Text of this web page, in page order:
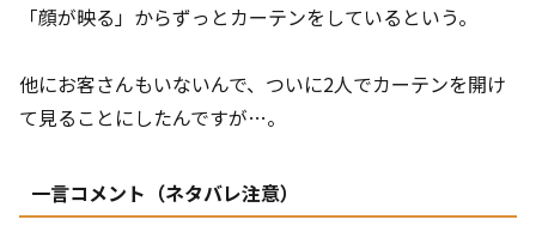
「顔が映る」からずっとカーテンをしているという。
他にお客さんもいないんで、ついに2人でカーテンを開け
て見ることにしたんですが…。
一言コメント（ネタバレ注意）